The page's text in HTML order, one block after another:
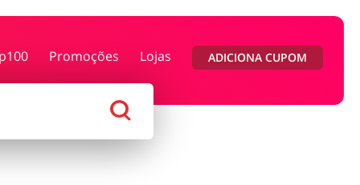
Promoções Lojas ADICIONA CUPOM
e Calçados Megastore